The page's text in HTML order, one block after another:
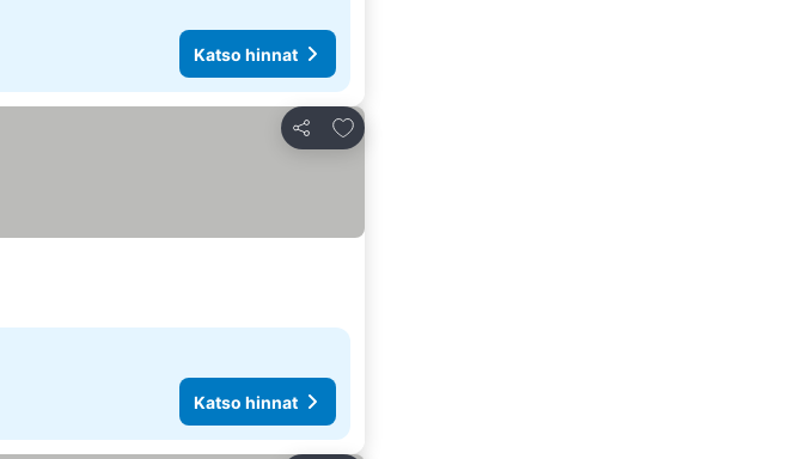
Katso hinnat
Jaa
Lisää suosikkeihin
Katso hinnat